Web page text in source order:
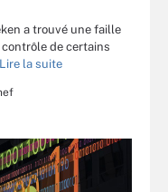
a trouvé une faille
de certains
Lire la suite